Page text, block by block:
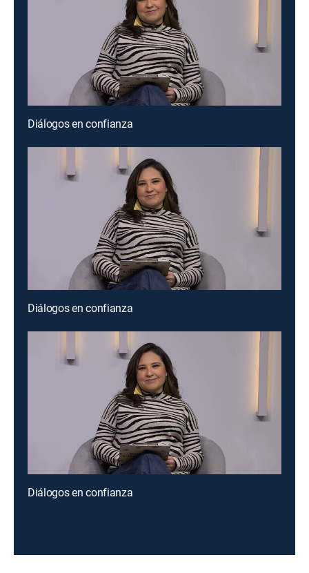
Diálogos en confianza
Diálogos en confianza
Diálogos en confianza